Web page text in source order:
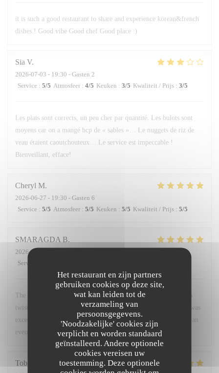
Het restaurant en zijn partners
gebruiken cookies op deze site,
wat kan leiden tot de
verzameling van
persoonsgegevens.
'Noodzakelijke' cookies zijn
verplicht en worden standaard
geïnstalleerd. Andere optionele
cookies vereisen uw
toestemming. Deze optionele
it is such a good restaurant to share and experience korean&french
dishes.! Good vibe Good chef Good place :)
Sia V
2026-07-03 - 19:30 - Gasten 2
Service : 5/5 Atmosfeer : 4/5 Keuken : 3/5 Kwaliteit / Prijs : 3/5
Les plats sont corrects, un peu cher par quantité. Les bulots sont
moyens car on a mangé bcp de « sables »… Le nuggets de riz de
veau étaient caoutchouteux… Le service est impeccable !
Bienveillant, efface!
Cheryl M
2026-06-27 - 19:30 - Gasten 6
Service : 5/5 Atmosfeer : 5/5 Keuken : 5/5 Kwaliteit / Prijs : 5/5
SMARAGDA B
2026-06-20
Service
The food was a very good combination of French cuisine with a
twist. The environment was very friendly and warm. The staff was
excellent. I would recommend it to anyone who wants to spend an
evening like a local.
Tobias